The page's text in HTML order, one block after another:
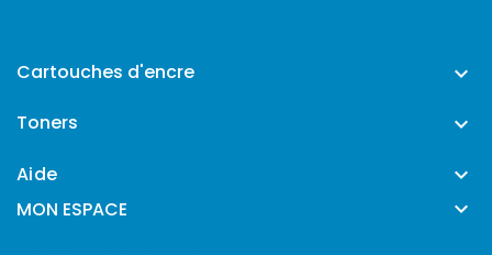
Cartouches d'encre 
Toners 
Aide 
MON ESPACE 